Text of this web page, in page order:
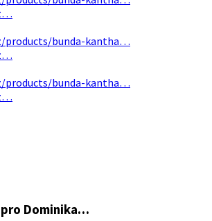
products/bunda-kantha…
products/bunda-kantha…
pro Dominika…